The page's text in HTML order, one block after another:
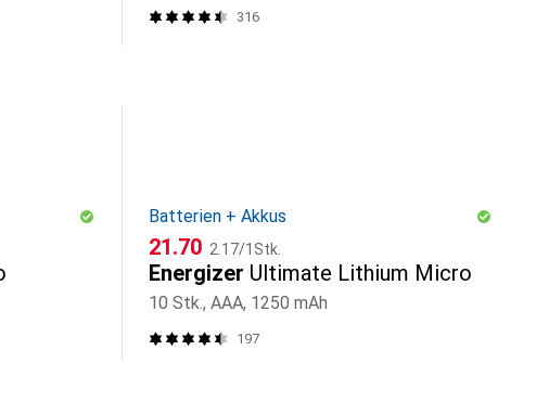
316
Batterien + Akkus
CHF
21.70 CHF
2.17/1Stk.
Energizer Ultimate Lithium Micro
10 Stk., AAA, 1250 mAh
197